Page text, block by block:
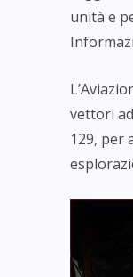
unità e
vettori
129, per